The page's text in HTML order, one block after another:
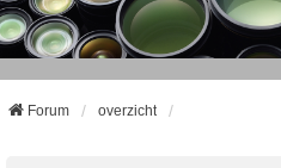
Forum overzicht